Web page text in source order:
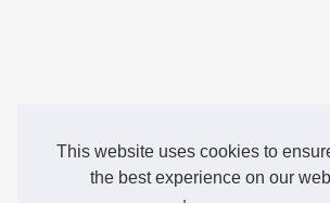
This website uses cookies to
the best experience on our